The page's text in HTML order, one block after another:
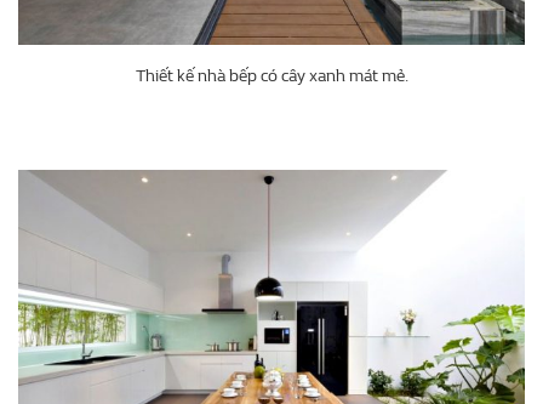
Thiết kế nhà bếp có cây xanh mát mẻ.